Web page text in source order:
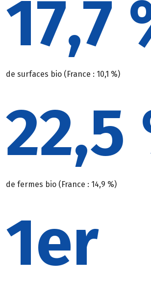
17,7
de surfaces bio (France : 10,1 %)
22,5
de fermes bio (France : 14,9 %)
1er